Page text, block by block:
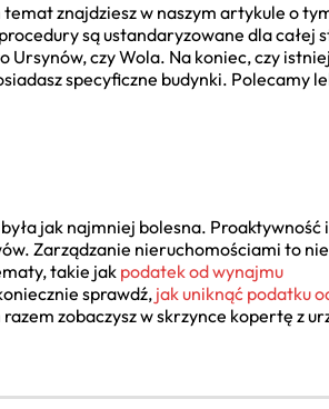
znajdziesz w naszym artykule o
są ustandaryzowane dla całej
Ursynów, czy Wola. Na koniec, czy
specyficzne budynki. Polecamy
jak najmniej bolesna. Proaktywność i
Zarządzanie nieruchomościami to
takie jak podatek od wynajmu
sprawdź, jak uniknąć podatku
zobaczysz w skrzynce kopertę z